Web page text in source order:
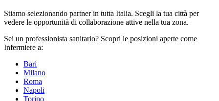
Stiamo selezionando partner in tutta Italia. Scegli la tua città per
vedere le opportunità di collaborazione attive nella tua zona.
Sei un professionista sanitario? Scopri le posizioni aperte come
Infermiere a:
Bari
Milano
Roma
Napoli
Torino